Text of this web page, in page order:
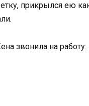
прикрылся ею
звонила на работу: